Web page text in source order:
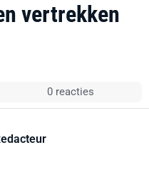
vertrekken
0 reacties